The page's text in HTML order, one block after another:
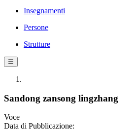
Insegnamenti
Persone
Strutture
☰
Sandong zansong lingzhang
Voce
Data di Pubblicazione: